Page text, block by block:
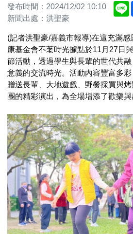
發布時間：2024/12/02 10:10
新聞出處：洪聖豪
(記者洪聖豪/嘉義市報導)在這充滿
康基金會不荖時光據點於11月27日
節活動，透過學生與長輩的世代共
意義的交流時光。活動內容豐富多
贈送長輩、大地遊戲、野餐採買與
團的精彩演出，為全場增添了歡樂與